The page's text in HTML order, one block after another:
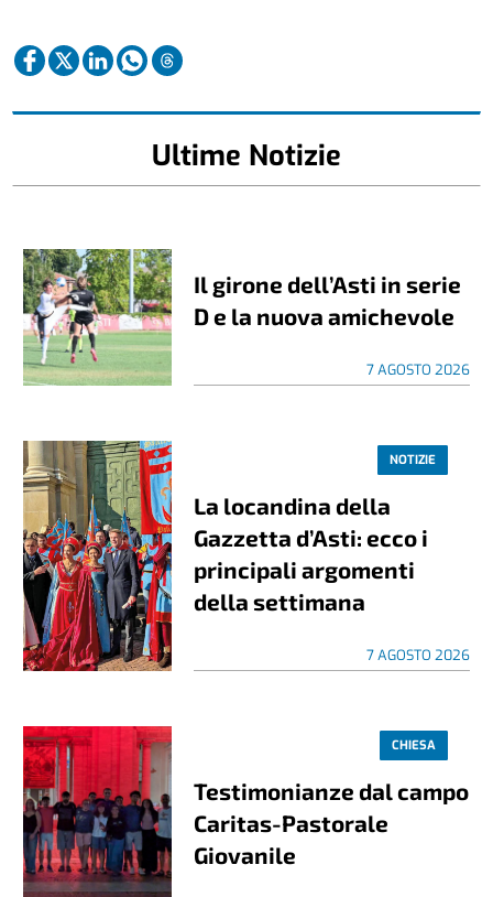
Ultime Notizie
Il girone dell’Asti in serie
D e la nuova amichevole
7 AGOSTO 2026
NOTIZIE
La locandina della
Gazzetta d’Asti: ecco i
principali argomenti
della settimana
7 AGOSTO 2026
CHIESA
Testimonianze dal campo
Caritas-Pastorale
Giovanile